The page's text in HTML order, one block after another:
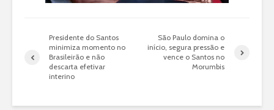
Presidente do Santos
minimiza momento no
Brasileirão e não
descarta efetivar
interino
São Paulo domina o
início, segura pressão e
vence o Santos no
Morumbis